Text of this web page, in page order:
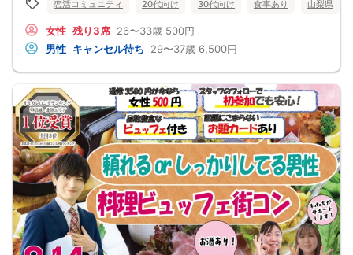
す。ご注意ください。
今回は女性特別価格500円の参加しやすい企画です。初参加の方や、お友達と一緒
🌿 優しいちょっぴり年上彼氏と出会いたい方へ！
男性29～37歳・女性26～33歳対象なので、女性から見て少し年上の男性と出会い
やすい年齢設定です。落ち着いた雰囲気や安心感を大切にしたい方にぴったりで
グループトークと個別トークの両方があるので、最初はみんなで楽しく話しなが
ら雰囲気に慣れて、後半は1対1に近い形でじっくりお話しいただけます。
🌼 【本イベントの3つのおすすめポイント】
・女性特別価格500円で参加しやすい！
・優しいちょっぴり年上彼氏と出会いたい方におすすめ
・グループトークと個別トークの両方で自然に交流できる！
📋 【イベント概要】
所要時間： 約2時間15分
進行形式： グループトーク ＋ 個別トーク
ご飲食： あり（お食事付き）
対象： 男性29～37歳、女性26～33歳くらいの独身男女
最少催行人数： 男女各5対5から開催
⚠️ 注意事項【キャンセルポリシー】
開催前日までに最小催行人数（5対5）に満たない場合は中止となります。不催行
恋活コミュニティ 20代向け 30代向け 食事あり 山梨県
女性 残り3席 26〜33歳 500円
男性 キャンセル待ち 29〜37歳 6,500円